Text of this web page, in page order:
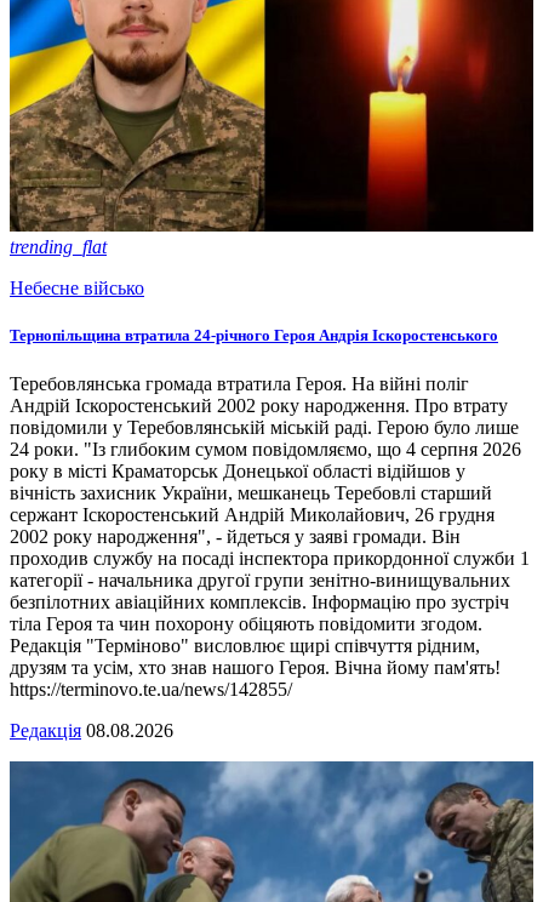
trending_flat
Небесне військо
Тернопільщина втратила 24-річного Героя Андрія Іскоростенського
Теребовлянська громада втратила Героя. На війні поліг
Андрій Іскоростенський 2002 року народження. Про втрату
повідомили у Теребовлянській міській раді. Герою було лише
24 роки. "Із глибоким сумом повідомляємо, що 4 серпня 2026
року в місті Краматорськ Донецької області відійшов у
вічність захисник України, мешканець Теребовлі старший
сержант Іскоростенський Андрій Миколайович, 26 грудня
2002 року народження", - йдеться у заяві громади. Він
проходив службу на посаді інспектора прикордонної служби 1
категорії - начальника другої групи зенітно-винищувальних
безпілотних авіаційних комплексів. Інформацію про зустріч
тіла Героя та чин похорону обіцяють повідомити згодом.
Редакція "Терміново" висловлює щирі співчуття рідним,
друзям та усім, хто знав нашого Героя. Вічна йому пам'ять!
https://terminovo.te.ua/news/142855/
Редакція 08.08.2026